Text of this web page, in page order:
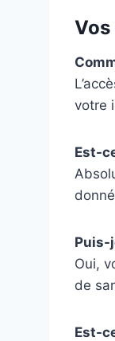
votre
Est-
Puis-
Oui,
de
Est-